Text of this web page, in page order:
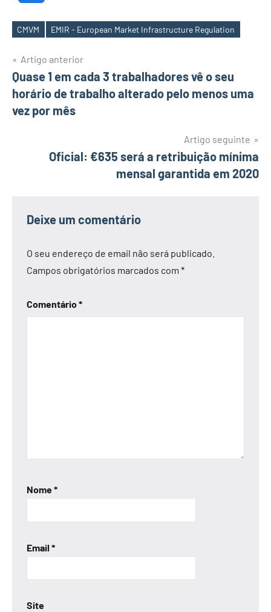
Etiquetas
CMVM EMIR - European Market Infrastructure Regulation
Navegação
de
artigos
Artigo anterior
Quase 1 em cada 3 trabalhadores vê o seu
horário de trabalho alterado pelo menos uma
vez por mês
Artigo seguinte
Oficial: €635 será a retribuição mínima
mensal garantida em 2020
Deixe um comentário
O seu endereço de email não será publicado.
Campos obrigatórios marcados com *
Comentário*
Nome*
Email *
Site